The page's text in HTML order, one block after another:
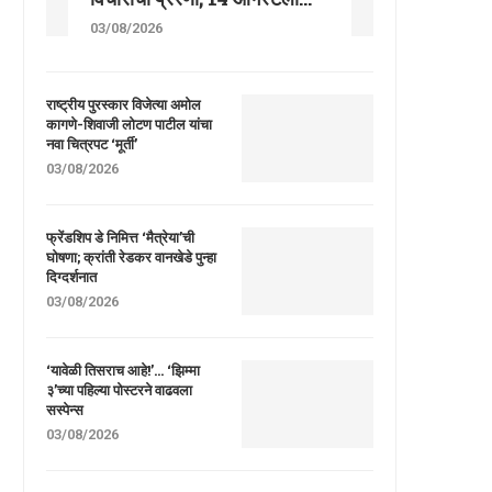
03/08/2026
राष्ट्रीय पुरस्कार विजेत्या अमोल
कागणे-शिवाजी लोटण पाटील यांचा
नवा चित्रपट ‘मूर्ती’
03/08/2026
फ्रेंडशिप डे निमित्त ‘मैत्रेया’ची
घोषणा; क्रांती रेडकर वानखेडे पुन्हा
दिग्दर्शनात
03/08/2026
‘यावेळी तिसराच आहे!’… ‘झिम्मा
३’च्या पहिल्या पोस्टरने वाढवला
सस्पेन्स
03/08/2026